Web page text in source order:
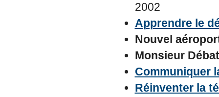
2002
Apprendre le
Nouvel
Monsieur
Communiquer
Réinventer la